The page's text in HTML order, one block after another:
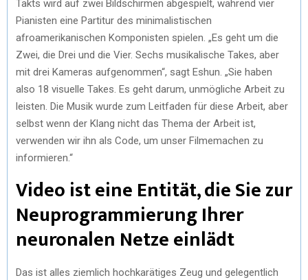
Takts wird auf zwei Bildschirmen abgespielt, während vier
Pianisten eine Partitur des minimalistischen
afroamerikanischen Komponisten spielen. „Es geht um die
Zwei, die Drei und die Vier. Sechs musikalische Takes, aber
mit drei Kameras aufgenommen“, sagt Eshun. „Sie haben
also 18 visuelle Takes. Es geht darum, unmögliche Arbeit zu
leisten. Die Musik wurde zum Leitfaden für diese Arbeit, aber
selbst wenn der Klang nicht das Thema der Arbeit ist,
verwenden wir ihn als Code, um unser Filmemachen zu
informieren.“
Video ist eine Entität, die Sie zur
Neuprogrammierung Ihrer
neuronalen Netze einlädt
Das ist alles ziemlich hochkarätiges Zeug und gelegentlich